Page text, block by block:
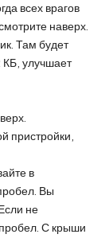
всех врагов
наверх.
Там будет
улучшает
пристройки,
в
Вы
не
С крыши